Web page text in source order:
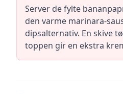
Server de fylte
den varme marinara-
dipsalternativ. En skive
toppen gir en ekstra